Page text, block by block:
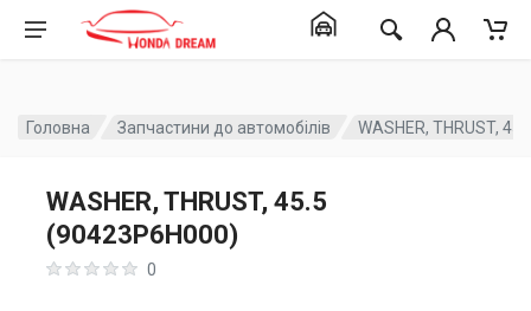
Головна Запчастини до автомобілів WASHER, THRUST,
WASHER, THRUST, 45.5
(90423P6H000)
0